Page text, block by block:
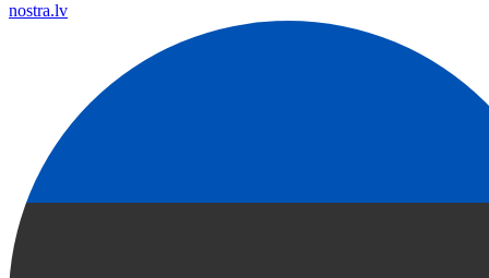
nostra.lv